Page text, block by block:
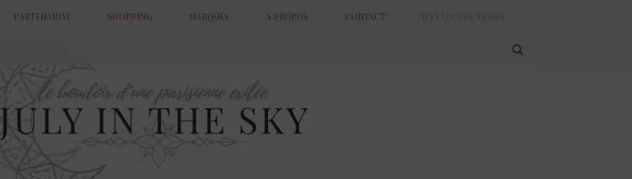
PARTENARIAT SHOPPING MARQUES A PROPOS CONTACT